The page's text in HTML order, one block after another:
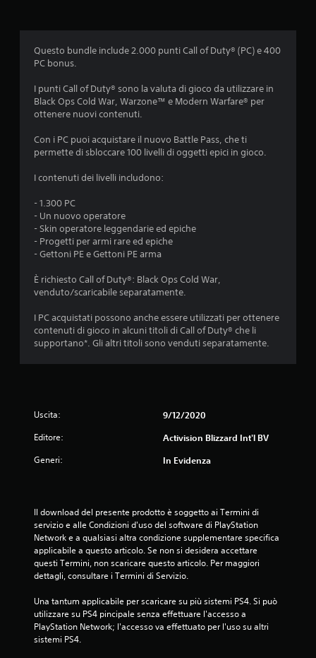
d
i
d
3
e
l
l
u
n
q
u
e
d
Questo bundle include 2.000 punti Call of Duty® (PC) e 400
PC bonus.
I punti Call of Duty® sono la valuta di gioco da utilizzare in
Black Ops Cold War, Warzone™ e Modern Warfare® per
ottenere nuovi contenuti.
Con i PC puoi acquistare il nuovo Battle Pass, che ti
permette di sbloccare 100 livelli di oggetti epici in gioco.
I contenuti dei livelli includono:
- 1.300 PC
- Un nuovo operatore
- Skin operatore leggendarie ed epiche
- Progetti per armi rare ed epiche
- Gettoni PE e Gettoni PE arma
È richiesto Call of Duty®: Black Ops Cold War,
venduto/scaricabile separatamente.
I PC acquistati possono anche essere utilizzati per ottenere
contenuti di gioco in alcuni titoli di Call of Duty® che li
supportano*. Gli altri titoli sono venduti separatamente.
Uscita: 9/12/2020
Editore: Activision Blizzard Int'l BV
Generi: In Evidenza
Il download del presente prodotto è soggetto ai Termini di
servizio e alle Condizioni d'uso del software di PlayStation
Network e a qualsiasi altra condizione supplementare specifica
applicabile a questo articolo. Se non si desidera accettare
questi Termini, non scaricare questo articolo. Per maggiori
dettagli, consultare i Termini di Servizio.
Una tantum applicabile per scaricare su più sistemi PS4. Si può
utilizzare su PS4 pincipale senza effettuare l'accesso a
PlayStation Network; l'accesso va effettuato per l'uso su altri
sistemi PS4.